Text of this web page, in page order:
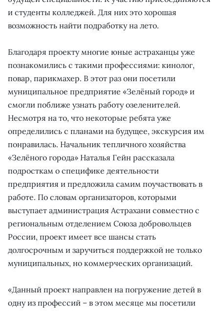
и студенты колледжей. Для них это хорошая
возможность найти подработку на лето.
Благодаря проекту многие юные астраханцы уже
познакомились с такими профессиями: кинолог,
повар, парикмахер. В этот раз они посетили
муниципальное предприятие «Зелёный город» и
смогли поближе узнать работу озеленителей.
Несмотря на то, что некоторые ребята уже
определились с планами на будущее, экскурсия им
понравилась. Начальник тепличного хозяйства
«Зелёного города» Наталья Гейн рассказала
подросткам о специфике деятельности
предприятия и предложила самим поучаствовать в
работе. По словам организаторов, которыми
выступает администрация Астрахани совместно с
региональным отделением Союза добровольцев
России, проект имеет все шансы стать
долгосрочным и заручиться поддержкой не только
муниципальных, но коммерческих организаций.
«Данный проект направлен на погружение детей в
одну из профессий – в этом месяце мы посетили